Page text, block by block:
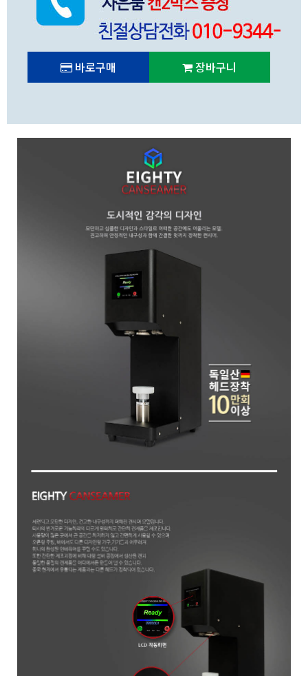
바로구매 장바구니